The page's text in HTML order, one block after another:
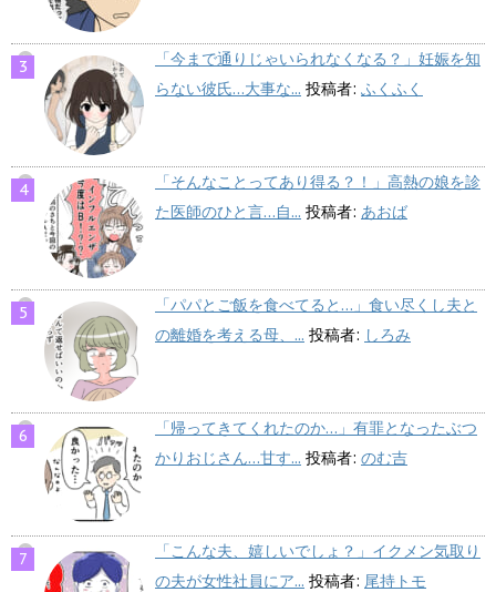
「今まで通りじゃいられなくなる？」妊娠を知
らない彼氏…大事な... 投稿者: ふくふく
「そんなことってあり得る？！」高熱の娘を診
た医師のひと言…自... 投稿者: あおば
「パパとご飯を食べてると…」食い尽くし夫と
の離婚を考える母、... 投稿者: しろみ
「帰ってきてくれたのか…」有罪となったぶつ
かりおじさん…甘す... 投稿者: のむ吉
「こんな夫、嬉しいでしょ？」イクメン気取り
の夫が女性社員にア... 投稿者: 尾持トモ